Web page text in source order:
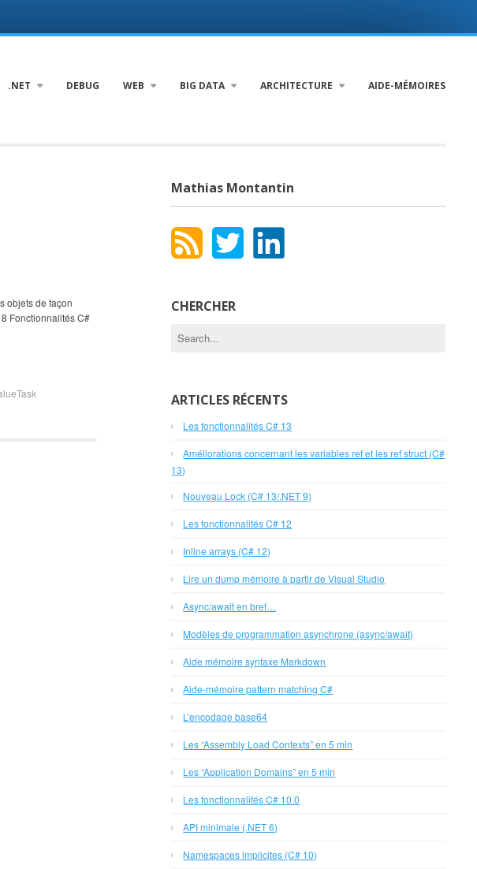
.NET DEBUG WEB BIG DATA ARCHITECTURE AIDE-MÉMOIRES
objets de façon
Fonctionnalités C#
Mathias Montantin
CHERCHER
Search
for:
ARTICLES RÉCENTS
Les fonctionnalités C# 13
Améliorations concernant les variables ref et les ref struct (C#
13)
Nouveau Lock (C# 13/.NET 9)
Les fonctionnalités C# 12
Inline arrays (C# 12)
Lire un dump mémoire à partir de Visual Studio
Async/await en bref…
Modèles de programmation asynchrone (async/await)
Aide mémoire syntaxe Markdown
Aide-mémoire pattern matching C#
L’encodage base64
Les “Assembly Load Contexts” en 5 min
Les “Application Domains” en 5 min
Les fonctionnalités C# 10.0
API minimale (.NET 6)
Namespaces implicites (C# 10)